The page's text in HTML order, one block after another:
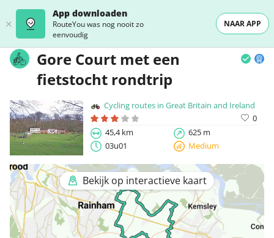
App downloaden
RouteYou was nog nooit zo
eenvoudig
NAAR APP
Gore Court met een
fietstocht rondtrip
Cycling routes in Great Britain and Ireland
0
45,4 km
625 m
03u01
Medium
Bekijk op interactieve kaart